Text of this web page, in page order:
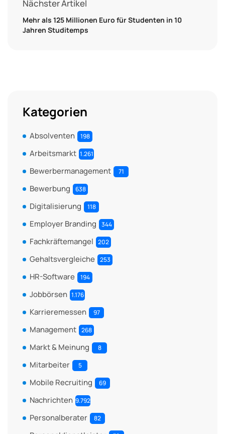
Nächster Artikel
Mehr als 125 Millionen Euro für Studenten in 10
Jahren Studitemps
Kategorien
Absolventen 198
Arbeitsmarkt 1.261
Bewerbermanagement 71
Bewerbung 638
Digitalisierung 118
Employer Branding 344
Fachkräftemangel 202
Gehaltsvergleiche 253
HR-Software 194
Jobbörsen 1.176
Karrieremessen 97
Management 268
Markt & Meinung 8
Mitarbeiter 5
Mobile Recruiting 69
Nachrichten 9.792
Personalberater 82